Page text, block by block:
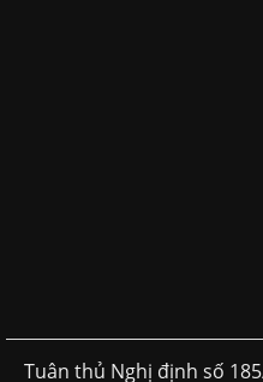
Tuân thủ Nghị định số